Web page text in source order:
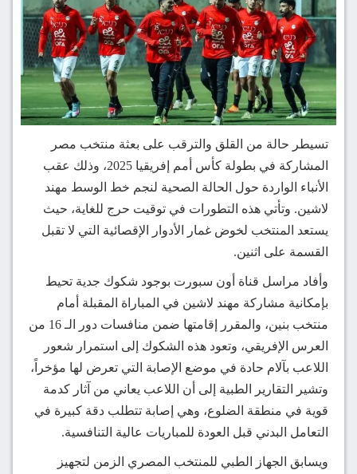
تسيطر حالة من القلق والترقب على بعثة منتخب مصر
المشاركة في بطولة كأس أمم إفريقيا 2025، وذلك عقب
الأنباء الواردة حول الحالة الصحية لنجم خط الوسط مهند
لاشين. وتأتي هذه التطورات في توقيت حرج للغاية، حيث
يستعد المنتخب لخوض غمار الأدوار الإقصائية التي لا تقبل
القسمة على اثنين.
وأفاد مراسل قناة أون سبورت بوجود شكوك جدية تحيط
بإمكانية مشاركة مهند لاشين في المباراة المقبلة أمام
منتخب بنين، والمقرر إقامتها ضمن منافسات دور الـ 16 من
العرس الإفريقي، وتعود هذه الشكوك إلى استمرار شعور
اللاعب بآلام حادة في موضع الإصابة التي تعرض لها مؤخراً،
وتشير التقارير الطبية إلى أن اللاعب يعاني من آثار كدمة
قوية في منطقة الضلوع، وهي إصابة تتطلب دقة كبيرة في
التعامل البدني قبل العودة للمباريات عالية التنافسية.
ويسابق الجهاز الطبي للمنتخب المصري الزمن لتجهيز